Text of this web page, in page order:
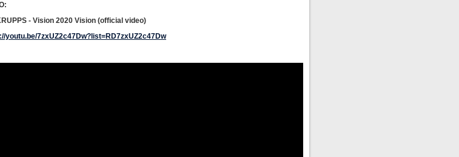
- Vision 2020 Vision (official video)
youtu.be/7zxUZ2c47Dw?list=RD7zxUZ2c47Dw